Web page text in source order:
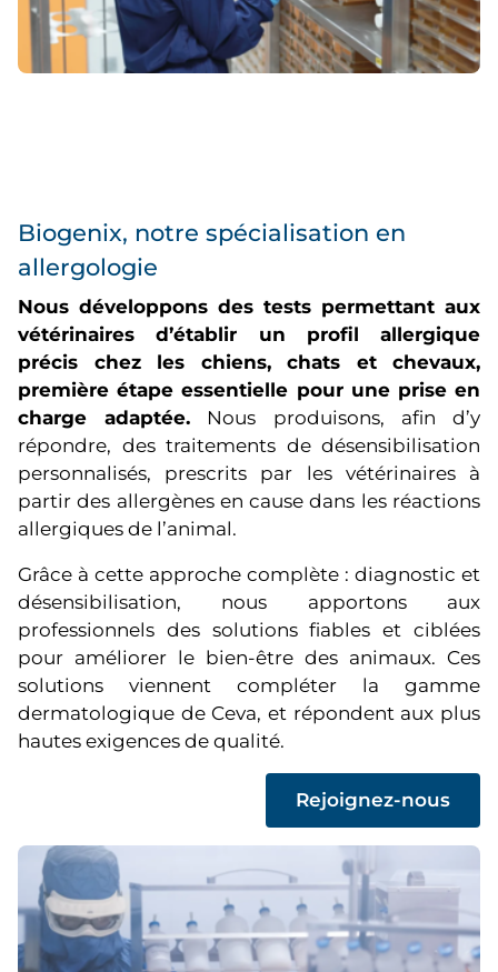
Biogenix, notre spécialisation en
allergologie
Nous développons des tests permettant aux
vétérinaires d’établir un profil allergique
précis chez les chiens, chats et chevaux,
première étape essentielle pour une prise en
charge adaptée. Nous produisons, afin d’y
répondre, des traitements de désensibilisation
personnalisés, prescrits par les vétérinaires à
partir des allergènes en cause dans les réactions
allergiques de l’animal.
Grâce à cette approche complète : diagnostic et
désensibilisation, nous apportons aux
professionnels des solutions fiables et ciblées
pour améliorer le bien-être des animaux. Ces
solutions viennent compléter la gamme
dermatologique de Ceva, et répondent aux plus
hautes exigences de qualité.
Rejoignez-nous